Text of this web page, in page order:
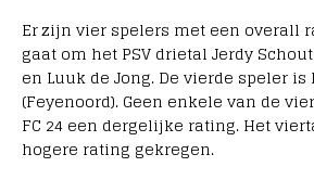
Er zijn vier spelers met een overall
gaat om het PSV drietal Jerdy
en Luuk de Jong. De vierde speler is
(Feyenoord). Geen enkele van de vier
FC 24 een dergelijke rating. Het
hogere rating gekregen.